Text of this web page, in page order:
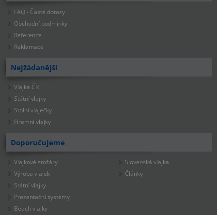
FAQ - Časté dotazy
Obchodní podmínky
Reference
Reklamace
Nejžádanější
Vlajka ČR
Státní vlajky
Stolní vlaječky
Firemní vlajky
Doporučujeme
Vlajkové stožáry
Výroba vlajek
Státní vlajky
Prezentační systémy
Beach vlajky
Slovenská vlajka
Články